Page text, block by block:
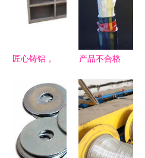
匠心铸铝，
——记沈阳
市喜隆金属
制品有限公
司的金属制
产品不合格
缆被停标2
个月，凸显
高品质特种
钢铁材料销